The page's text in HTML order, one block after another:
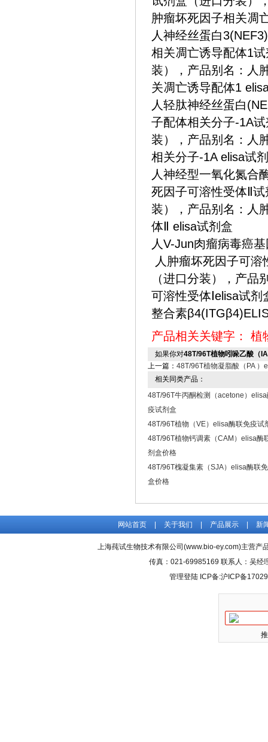
肿瘤坏死因子相关凋
人神经丝蛋白
相关凋亡诱导配体1
装），产品别名：人
关凋亡诱导配体1
人轻肽神经丝蛋白
子配体相关分子-1A
装），产品别名：人
相关分子-1A elisa试
人神经型一氧化氮
死因子可溶性受体Ⅱ
装），产品别名：人
体Ⅱ elisa试剂盒
人V-Jun肉瘤病毒癌
人肿瘤坏死因子可
（进口分装），产品
可溶性受体Ⅰelisa试剂
整合素
产品相关关键字： 植
如果你对48T/96T植物吲哚乙酸（
上一篇： 48T/96T植物凝脂酸（PA ）
相关同类产品：
48T/96T牛丙酮检测（acetone）
疫试剂盒
48T/96T植物（VE）elisa酶联免疫试
48T/96T植物钙调素（CAM）elisa酶
剂盒价格
48T/96T槐凝集素（SJA）elisa酶联
盒价格
网站首页 关于我们 产品展示 新
上海莼试生物技术有限公司(www.bio-ey.com)主营产
传真：021-69985169 联系人：吴经
管理登陆 ICP备:沪ICP备